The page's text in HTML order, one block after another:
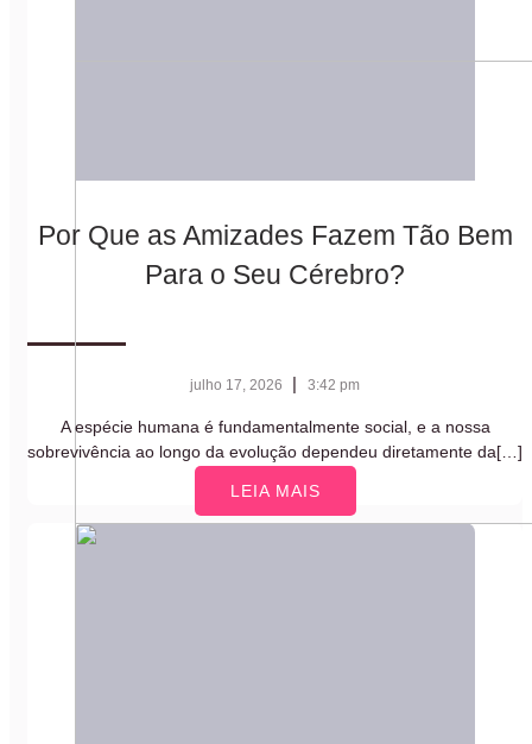
Por Que as Amizades Fazem Tão Bem
Para o Seu Cérebro?
julho 17, 2026 | 3:42 pm
A espécie humana é fundamentalmente social, e a nossa
sobrevivência ao longo da evolução dependeu diretamente da[…]
LEIA MAIS